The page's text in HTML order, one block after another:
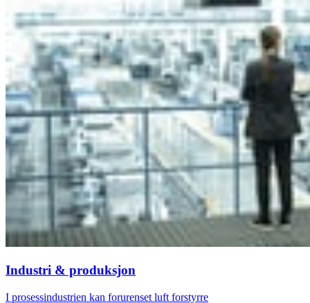
Industri & produksjon
I prosessindustrien kan forurenset luft forstyrre